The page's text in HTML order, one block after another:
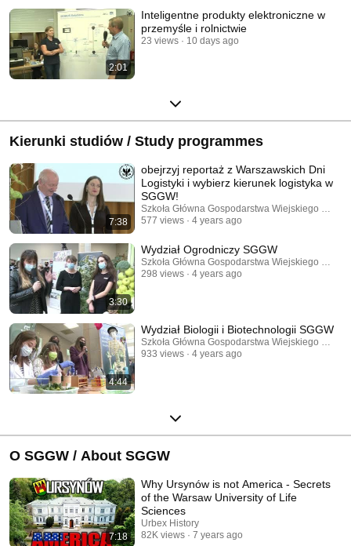
2:01
Inteligentne produkty elektroniczne w
przemyśle i rolnictwie
23 views 10 days ago
Kierunki studiów / Study programmes
7:38
obejrzyj reportaż z Warszawskich Dni
Logistyki i wybierz kierunek logistyka w
SGGW!
Szkoła Główna Gospodarstwa Wiejskiego w
577 views
4 years ago
3:30
Wydział Ogrodniczy SGGW
Szkoła Główna Gospodarstwa Wiejskiego w
298 views
4 years ago
4:44
Wydział Biologii i Biotechnologii SGGW
Szkoła Główna Gospodarstwa Wiejskiego w
933 views
4 years ago
O SGGW / About SGGW
7:18
Why Ursynów is not America - Secrets
of the Warsaw University of Life
Sciences
Urbex History
82K views
7 years ago